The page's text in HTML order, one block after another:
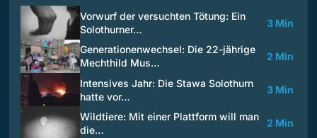
Vorwurf der versuchten Tötung: Ein
Solothurner…
3 Min
Generationenwechsel: Die 22-jährige
Mechthild Mus…
2 Min
Intensives Jahr: Die Stawa Solothurn
hatte vor…
3 Min
Wildtiere: Mit einer Plattform will man
die…
2 Min